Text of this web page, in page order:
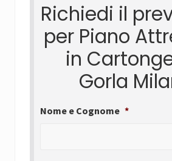
Richiedi il
per Piano
in
Gorla
Nome e Cognome *